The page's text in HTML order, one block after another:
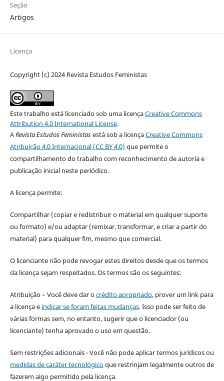
Seção
Artigos
Licença
Copyright (c) 2024 Revista Estudos Feministas
Este trabalho está licenciado sob uma licençaCreative Commons
Attribution 4.0 International License.
ARevista Estudos Feministasestá sob a licençaCreative Commons
Atribuição 4.0 Internacional (CC BY 4.0) que permite o
compartilhamento do trabalho com reconhecimento de autoria e
publicação inicial neste periódico.
A licença permite:
Compartilhar (copiar e redistribuir o material em qualquer suporte
ou formato) e/ou adaptar (remixar, transformar, e criar a partir do
material) para qualquer fim, mesmo que comercial.
O licenciante não pode revogar estes direitos desde que os termos
da licença sejam respeitados. Os termos são os seguintes:
Atribuição – Você deve dar ocrédito apropriado, prover um link para
a licença e indicar se foram feitas mudanças. Isso pode ser feito de
várias formas sem, no entanto, sugerir que o licenciador (ou
licenciante) tenha aprovado o uso em questão.
Sem restrições adicionais - Você não pode aplicar termos jurídicos ou
medidas de caráter tecnológicoque restrinjam legalmente outros de
fazerem algo permitido pela licença.